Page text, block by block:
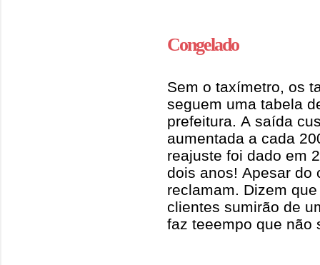
Congelado
Sem o taxímetro, os
seguem uma tabela
prefeitura. A saída
aumentada a cada
reajuste foi dado em
dois anos! Apesar do
reclamam. Dizem
clientes sumirão de
faz teeempo que não